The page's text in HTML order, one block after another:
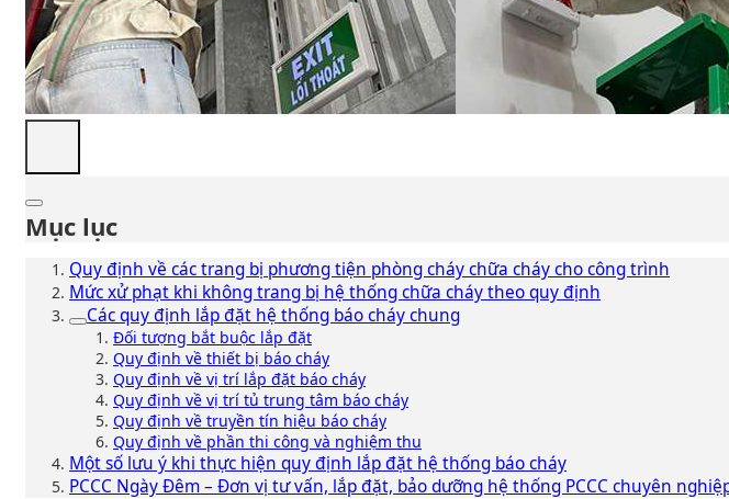
Mục lục
Quy định về các trang bị phương tiện phòng cháy chữa cháy cho công trình
Mức xử phạt khi không trang bị hệ thống chữa cháy theo quy định
Các quy định lắp đặt hệ thống báo cháy chung
Đối tượng bắt buộc lắp đặt
Quy định về thiết bị báo cháy
Quy định về vị trí lắp đặt báo cháy
Quy định về vị trí tủ trung tâm báo cháy
Quy định về truyền tín hiệu báo cháy
Quy định về phần thi công và nghiệm thu
Một số lưu ý khi thực hiện quy định lắp đặt hệ thống báo cháy
PCCC Ngày Đêm – Đơn vị tư vấn, lắp đặt, bảo dưỡng hệ thống PCCC chuyên